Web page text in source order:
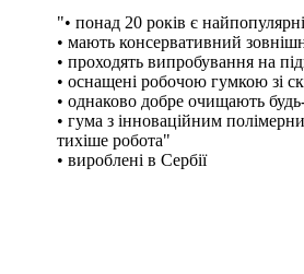
"• понад 20 років є
• мають консервативний
• проходять випробування на
• оснащені робочою гумкою зі
• однаково добре очищають
• гума з інноваційним
тихіше робота"
• вироблені в Сербії